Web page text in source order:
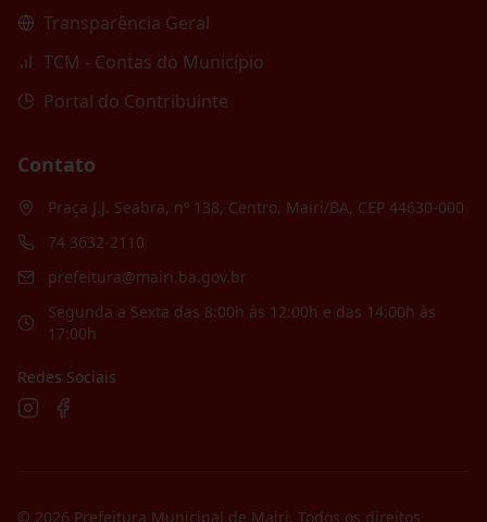
Transparência Geral
TCM - Contas do Município
Portal do Contribuinte
Contato
Praça J.J. Seabra, nº 138, Centro, Mairi/BA, CEP 44630-000
74 3632-2110
prefeitura@mairi.ba.gov.br
Segunda a Sexta das 8:00h às 12:00h e das 14:00h às
17:00h
Redes Sociais
© 2026 Prefeitura Municipal de Mairi. Todos os direitos